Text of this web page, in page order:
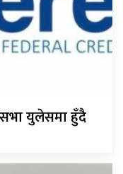
सभा युलेसमा हुँदै